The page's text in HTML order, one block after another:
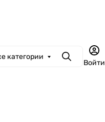
категории ПоискВойти